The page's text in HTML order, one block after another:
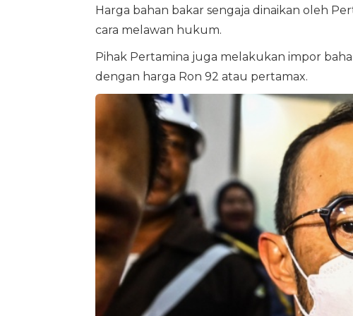
Harga bahan bakar sengaja dinaikan oleh
cara melawan hukum.
Pihak Pertamina juga melakukan impor
dengan harga Ron 92 atau pertamax.